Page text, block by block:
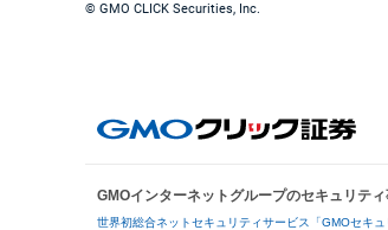
© GMO CLICK Securities, Inc.
GMOインターネットグループのセキュリテ
世界初総合ネットセキュリティサービス「GMOセキュ